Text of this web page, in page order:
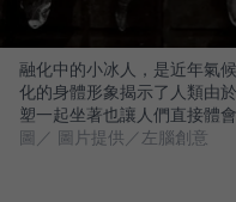
融化中的小冰人，是近年氣
化的身體形象揭示了人類由
塑一起坐著也讓人們直接體
圖／ 圖片提供／左腦創意